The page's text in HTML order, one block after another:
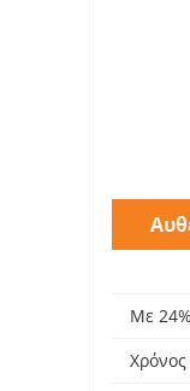
Με
Χρόνος